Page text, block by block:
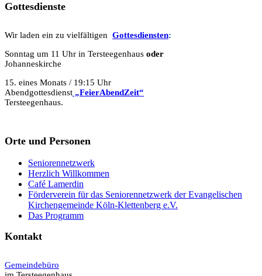
Gottesdienste
Wir laden ein zu vielfältigen Gottesdiensten:
Sonntag um 11 Uhr in Tersteegenhaus oder
Johanneskirche
15. eines Monats / 19:15 Uhr
Abendgottesdienst „FeierAbendZeit“
Tersteegenhaus.
Orte und Personen
Seniorennetzwerk
Herzlich Willkommen
Café Lamerdin
Förderverein für das Seniorennetzwerk der Evangelischen
Kirchengemeinde Köln-Klettenberg e.V.
Das Programm
Kontakt
Gemeindebüro